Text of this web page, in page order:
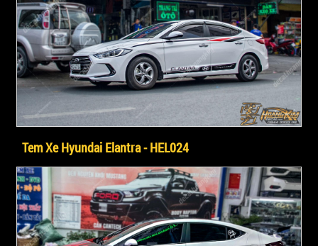
Tem Xe Hyundai Elantra - HEL024